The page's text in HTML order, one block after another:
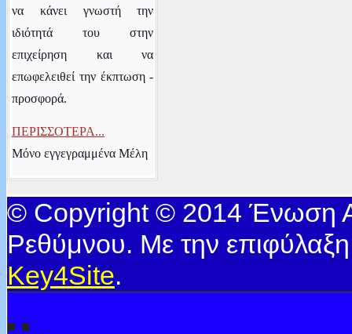
να κάνει γνωστή την
ιδιότητά του στην
επιχείρηση και να
επωφελειθεί την έκπτωση -
προσφορά.
ΠΕΡΙΣΣΟΤΕΡΑ...
Μόνο εγγεγραμμένα Μέλη
© Copyright © 2014 Ένωση
Ρεθύμνου. Με την
Key4Site.